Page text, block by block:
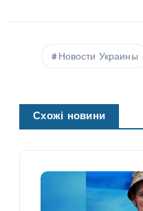
Новости Украины
Схожі новини